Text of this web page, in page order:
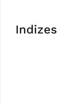
Indizes